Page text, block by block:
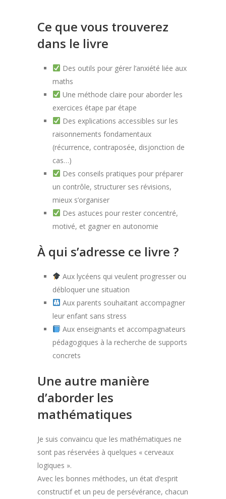
Ce que vous trouverez
dans le livre
Des outils pour gérer l’anxiété liée aux
maths
Une méthode claire pour aborder les
exercices étape par étape
Des explications accessibles sur les
raisonnements fondamentaux
(récurrence, contraposée, disjonction de
cas…)
Des conseils pratiques pour préparer
un contrôle, structurer ses révisions,
mieux s’organiser
Des astuces pour rester concentré,
motivé, et gagner en autonomie
À qui s’adresse ce livre ?
Aux lycéens qui veulent progresser ou
débloquer une situation
Aux parents souhaitant accompagner
leur enfant sans stress
Aux enseignants et accompagnateurs
pédagogiques à la recherche de supports
concrets
Une autre manière
d’aborder les
mathématiques
Je suis convaincu que les mathématiques ne
sont pas réservées à quelques « cerveaux
logiques ».
Avec les bonnes méthodes, un état d’esprit
constructif et un peu de persévérance, chacun